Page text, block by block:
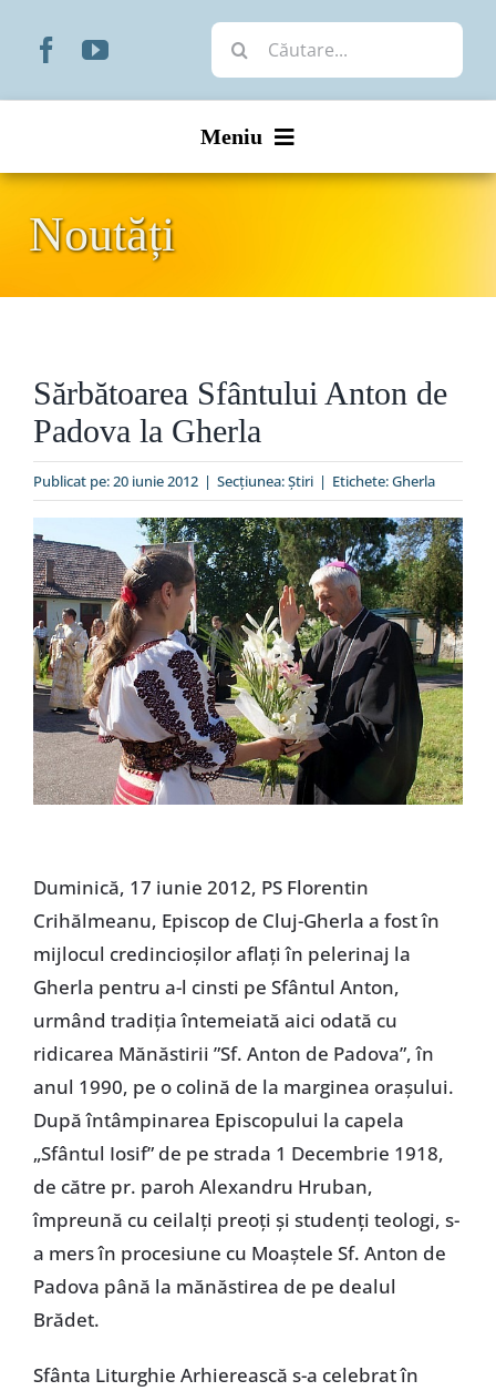
Cautare...
Meniu
Organizare
Liturgic
Special
Noutăți
Sărbătoarea Sfântului Anton de
Padova la Gherla
Publicat pe: 20 iunie 2012 | Secțiunea:Ştiri | Etichete:Gherla
Duminică, 17 iunie 2012, PS Florentin
Crihălmeanu, Episcop de Cluj-Gherla a fost în
mijlocul credincioşilor aflaţi în pelerinaj la
Gherla pentru a-l cinsti pe Sfântul Anton,
urmând tradiţia întemeiată aici odată cu
ridicarea Mănăstirii ”Sf. Anton de Padova”, în
anul 1990, pe o colină de la marginea oraşului.
După întâmpinarea Episcopului la capela
„Sfântul Iosif” de pe strada 1 Decembrie 1918,
de către pr. paroh Alexandru Hruban,
împreună cu ceilalţi preoţi şi studenţi teologi, s-
a mers în procesiune cu Moaştele Sf. Anton de
Padova până la mănăstirea de pe dealul
Brădet.
Sfânta Liturghie Arhierească s-a celebrat în